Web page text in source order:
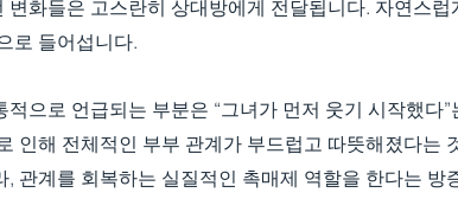
변화들은 고스란히 상대방에게 전달됩니다. 자연스
로 들어섭니다.
으로 언급되는 부분은 “그녀가 먼저 웃기 시작했다
인해 전체적인 부부 관계가 부드럽고 따뜻해졌다는
관계를 회복하는 실질적인 촉매제 역할을 한다는 방